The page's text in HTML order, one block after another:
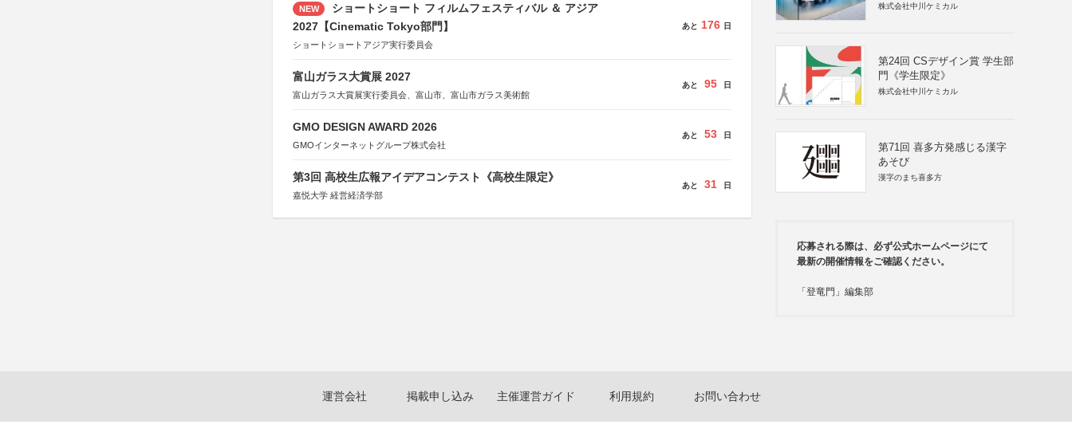
NEW
ショートショート フィルムフェスティバル ＆ アジア
2027【Cinematic Tokyo部門】
ショートショートアジア実行委員会
あと 176 日
富山ガラス大賞展 2027
富山ガラス大賞展実行委員会、富山市、富山市ガラス美術館
あと 95 日
GMO DESIGN AWARD 2026
GMOインターネットグループ株式会社
あと 53 日
第3回 高校生広報アイデアコンテスト《高校生限定》
嘉悦大学 経営経済学部
あと 31 日
株式会社中川ケミカル
第24回 CSデザイン賞 学生部
門《学生限定》
株式会社中川ケミカル
第71回 喜多方発感じる漢字
あそび
漢字のまち喜多方
応募される際は、必ず公式ホームページにて
最新の開催情報をご確認ください。
「登竜門」編集部
運営会社 掲載申し込み 主催運営ガイド 利用規約 お問い合わせ